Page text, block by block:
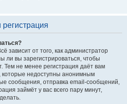
зависит от того, как администратор
вы зарегистрироваться, чтобы
Тем не менее регистрация даёт вам
недоступны анонимным
сообщения, отправка email-сообщений,
займёт у вас всего пару минут,